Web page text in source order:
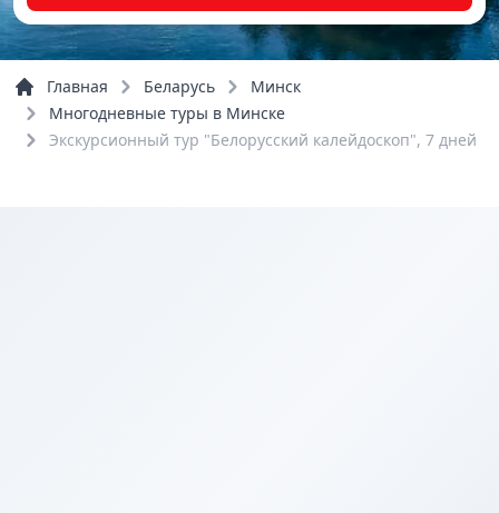
Главная Беларусь
Минск
Многодневные туры в Минске
Экскурсионный тур "Белорусский калейдоскоп", 7 дней